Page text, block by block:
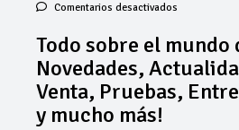
Comentarios desactivados
el
mundo
del
motor,
Todo sobre el mundo
Novedades,
Venta, Pruebas,
y mucho más!